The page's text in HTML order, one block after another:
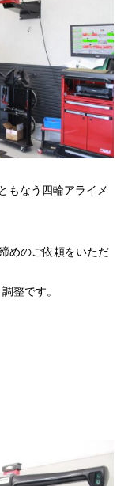
もなう四輪アライメ
めのご依頼をいただ
整です。